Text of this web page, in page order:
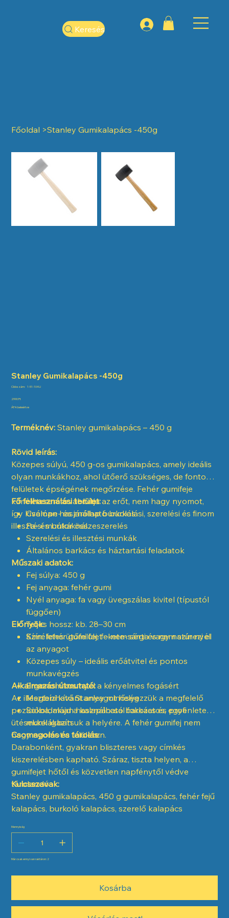
Keresés
Főoldal >Stanley Gumikalapács -450g
Stanley Gumikalapács -450g
Cikkszám: Cikkszám:
1-51-104U
Ár
2990 Ft
ÁFA beleértve
Terméknév: Stanley gumikalapács – 450 g
Rövid leírás:
Közepes súlyú, 450 g-os gumikalapács, amely ideális
olyan munkákhoz, ahol ütőerő szükséges, de fontos a
felületek épségének megőrzése. Fehér gumifeje
kíméletesen továbbítja az erőt, nem hagy nyomot,
így kiválóan használható burkolási, szerelési és finom
illesztési munkáknál.
Fő felhasználási terület:
Csempe- és járólap burkolás
Fa- és bútor összeszerelés
Szerelési és illesztési munkák
Általános barkács és háztartási feladatok
Műszaki adatok:
Fej súlya: 450 g
Fej anyaga: fehér gumi
Nyél anyaga: fa vagy üvegszálas kivitel (típustól
függően)
Teljes hossz: kb. 28–30 cm
Szín: fehér gumi fej, fekete-sárga vagy natúr nyél
Előnyök:
Kíméletes ütőfelület – nem sérti és nem színezi el
az anyagot
Közepes súly – ideális erőátvitel és pontos
munkavégzés
Ergonomikus nyél a kényelmes fogásért
Megbízható Stanley minőség
Sokoldalúan használható barkács és profi
munkákban
Alkalmazási útmutató:
Az illeszteni kívánt anyagot helyezzük a megfelelő
pozícióba, majd a kalapáccsal fokozatos, egyenletes
ütésekkel igazítsuk a helyére. A fehér gumifej nem
hagy nyomot a felületen.
Csomagolás és tárolás:
Darabonként, gyakran bliszteres vagy címkés
kiszerelésben kapható. Száraz, tiszta helyen, a
gumifejet hőtől és közvetlen napfénytől védve
tárolandó.
Kulcsszavak:
Stanley gumikalapács, 450 g gumikalapács, fehér fejű
kalapács, burkoló kalapács, szerelő kalapács
Mennyiség
Már csak ennyi van raktáron: 2
Kosárba